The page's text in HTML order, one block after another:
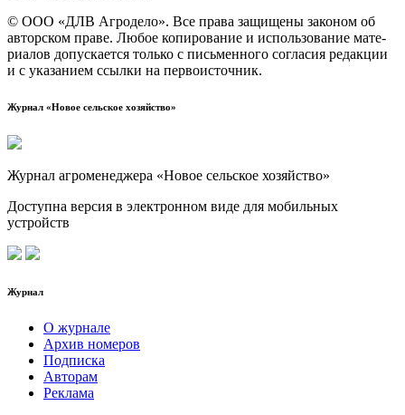
© ООО «ДЛВ Агро­де­ло». Все пра­ва защи­ще­ны зако­ном об
автор­ском пра­ве. Любое копи­ро­ва­ние и исполь­зо­ва­ние мате­
ри­а­лов допус­ка­ет­ся толь­ко с пись­мен­но­го согла­сия редак­ции
и с ука­за­ни­ем ссыл­ки на первоисточник.
Журнал «Новое сельское хозяйство»
Журнал агроменеджера «Новое сельское хозяйство»
Доступна версия в электронном виде для мобильных
устройств
Журнал
О журнале
Архив номеров
Подписка
Авторам
Реклама